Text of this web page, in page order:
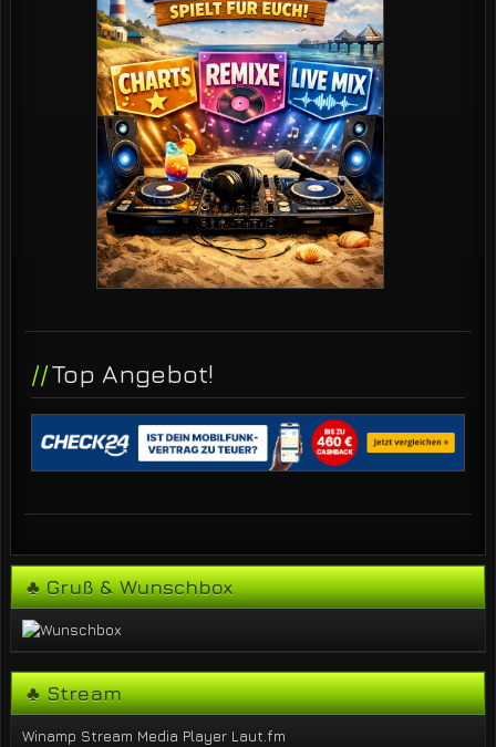
Top Angebot!
♣ Gruß & Wunschbox
♣ Stream
Winamp Stream Media Player Laut.fm